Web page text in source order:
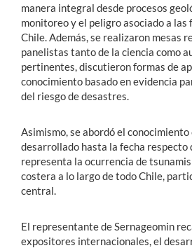
manera integral desde procesos
monitoreo y el peligro asociado a
Chile. Además, se realizaron mesas
panelistas tanto de la ciencia como
pertinentes, discutieron formas de
conocimiento basado en evidencia
del riesgo de desastres.
Asimismo, se abordó el conocimiento
desarrollado hasta la fecha respecto
representa la ocurrencia de
costera a lo largo de todo Chile,
central.
El representante de Sernageomin
expositores internacionales, el